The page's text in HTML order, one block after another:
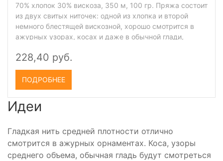
70% хлопок 30% вискоза, 350 м, 100 гр. Пряжа состоит
из двух свитых ниточек: одной из хлопка и второй
немного блестящей вискозной, хорошо смотрится в
ажурных узорах, косах и даже в обычной глади,
Рекомендуется ручная стирка и машинная стирка в
деликатном режиме.
228,40 руб.
ПОДРОБНЕЕ
Идеи
Гладкая нить средней плотности отлично
смотрится в ажурных орнаментах. Коса, узоры
среднего объема, обычная гладь будут смотреться